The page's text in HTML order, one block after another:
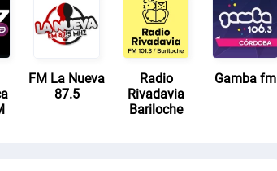
FM La Nueva
87.5
Radio
Rivadavia
Bariloche
Gamba fm